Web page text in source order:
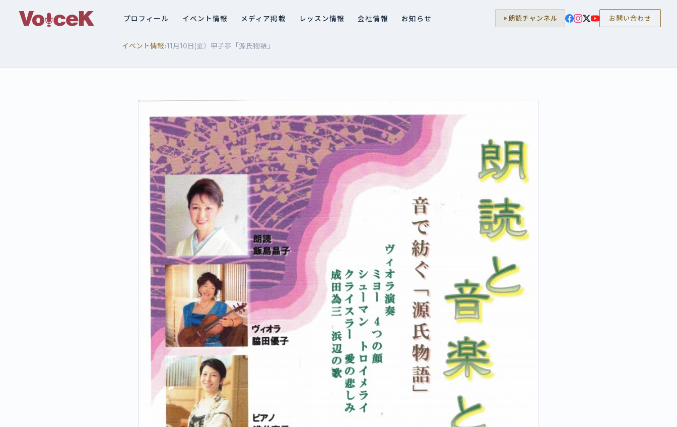
プロフィール イベント情報 メディア掲載 レッスン情報 会社情報 お知らせ 朗読チャンネル お問い合わせ
イベント情報›11月10日(金）甲子亭「源氏物語」